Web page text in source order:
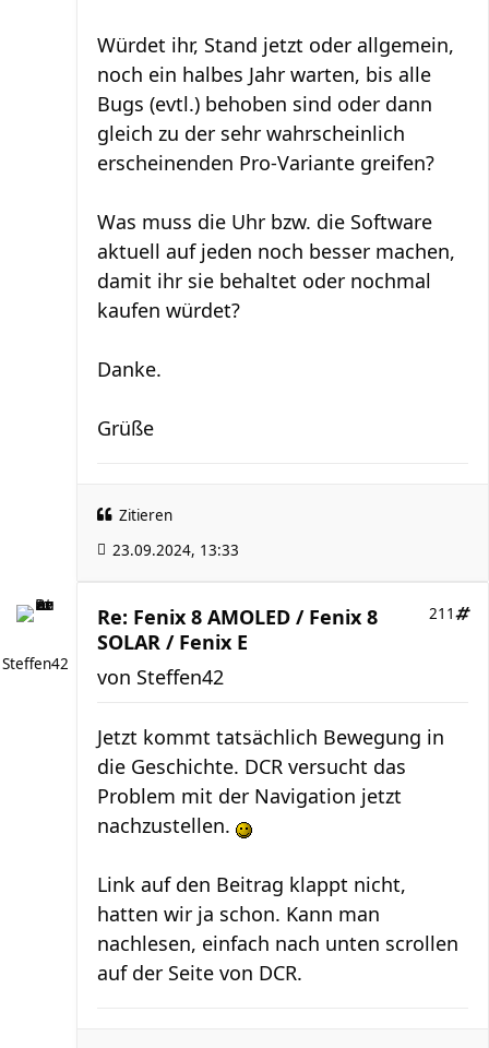
Würdet ihr, Stand jetzt oder allgemein,
noch ein halbes Jahr warten, bis alle
Bugs (evtl.) behoben sind oder dann
gleich zu der sehr wahrscheinlich
erscheinenden Pro-Variante greifen?
Was muss die Uhr bzw. die Software
aktuell auf jeden noch besser machen,
damit ihr sie behaltet oder nochmal
kaufen würdet?
Danke.
Grüße
Zitieren
23.09.2024, 13:33
Steffen42
Re: Fenix 8 AMOLED / Fenix 8
SOLAR / Fenix E
211
von Steffen42
Jetzt kommt tatsächlich Bewegung in
die Geschichte. DCR versucht das
Problem mit der Navigation jetzt
nachzustellen.
Link auf den Beitrag klappt nicht,
hatten wir ja schon. Kann man
nachlesen, einfach nach unten scrollen
auf der Seite von DCR.